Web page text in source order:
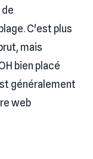
C'est plus
mais
bien placé
généralement
web